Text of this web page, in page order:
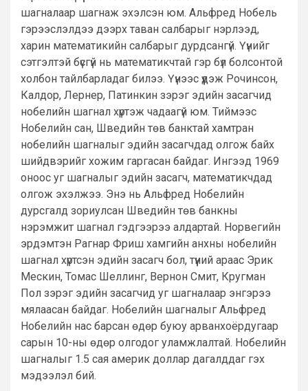
шагналаар шагнаж эхэлсэн юм. Альфред Нобель
гэрээслэлдээ дээрх таван салбарыг нэрлээд,
харин математикийн салбарыг дурдсангүй. Үүнийг
сэтгэлтэй бүсгүй нь математикчтай гэр бүл болсонтой
холбон тайлбарладаг билээ. Үүнээс үүдэж Рочинсон,
Калдор, Лернер, Патинкин зэрэг эдийн засагчид
нобелийн шагнал хүртэж чадаагүй юм. Тиймээс
Нобелийн сан, Шведийн төв банктай хамтран
нобелийн шагналыг эдийн засагчдад олгож байх
шийдвэрийг хожим гаргасан байдаг. Ингээд 1969
оноос уг шагналыг эдийн засагч, математикчдад
олгож эхэлжээ. Энэ нь Альфред Нобелийн
дурсгалд зориулсан Шведийн төв банкны
нэрэмжит шагнал гэдгээрээ алдартай. Норвегийн
эрдэмтэн Рагнар Фриш хамгийн анхны нобелийн
шагнал хүртсэн эдийн засагч бол, түүний араас Эрик
Мескин, Томас Шеллинг, Вернон Смит, Кругман
Пол зэрэг эдийн засагчид уг шагналаар энгэрээ
мялаасан байдаг. Нобелийн шагналыг Альфред
Нобелийн нас барсан өдөр буюу арванхоёрдугаар
сарын 10-ны өдөр олгодог уламжлалтай. Нобелийн
шагналыг 1.5 сая америк доллар дагалддаг гэх
мэдээлэл бий.